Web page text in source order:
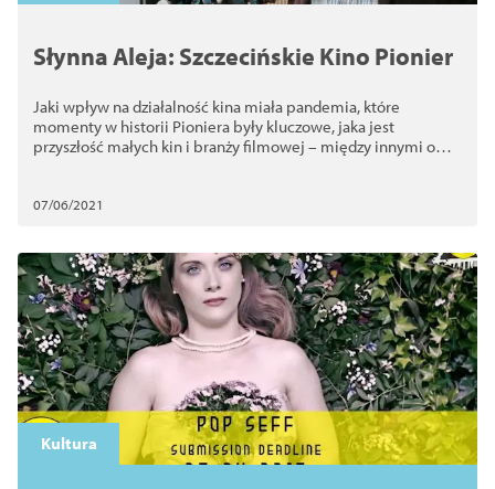
Słynna Aleja: Szczecińskie Kino Pionier
Jaki wpływ na działalność kina miała pandemia, które
momenty w historii Pioniera były kluczowe, jaka jest
przyszłość małych kin i branży filmowej – między innymi o
07/06/2021
Kultura